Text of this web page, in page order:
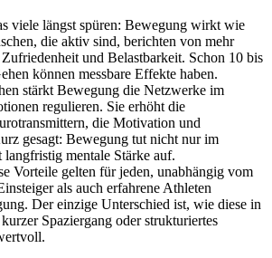
viele längst spüren: Bewegung wirkt wie
die aktiv sind, berichten von mehr
und Belastbarkeit. Schon 10 bis
können messbare Effekte haben.
stärkt Bewegung die Netzwerke im
regulieren. Sie erhöht die
die Motivation und
gesagt: Bewegung tut nicht nur im
mentale Stärke auf.
Vorteile gelten für jeden, unabhängig vom
als auch erfahrene Athleten
Der einzige Unterschied ist, wie diese in
Spaziergang oder strukturiertes